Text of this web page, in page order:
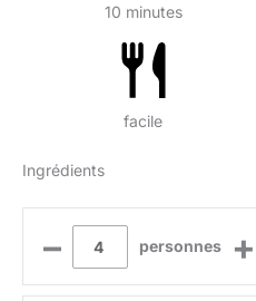
10 minutes
facile
Ingrédients
– personnes +